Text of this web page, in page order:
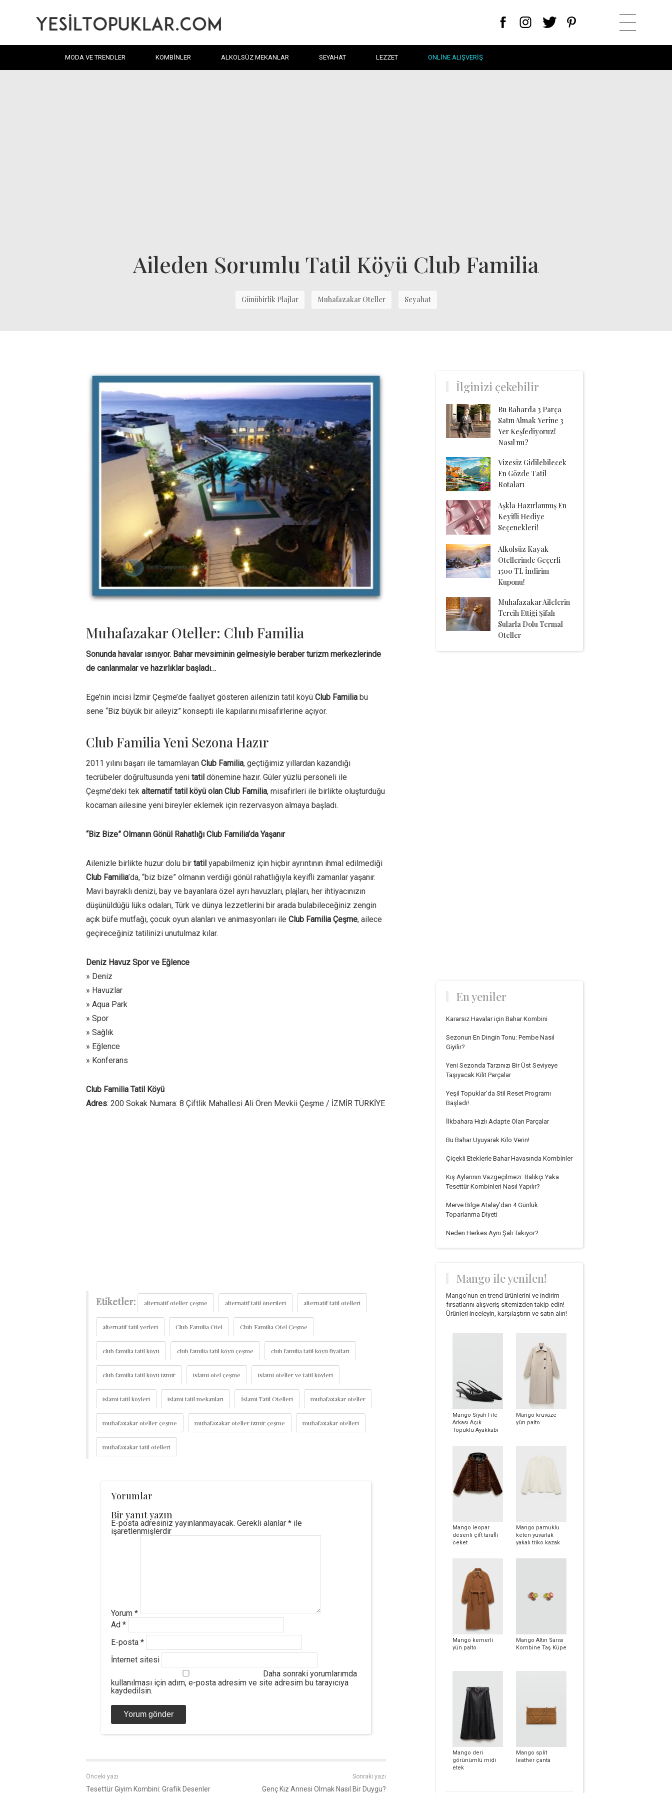
MODA VE TRENDLER KOMBINLER ALKOLSÜZ MEKANLAR SEYAHAT LEZZET ONLINE ALIŞVERIŞ
Aileden Sorumlu Tatil Köyü Club Familia
Günübirlik Plajlar Muhafazakar Oteller Seyahat
Muhafazakar Oteller: Club Familia
Sonunda havalar ısınıyor. Bahar mevsiminin gelmesiyle beraber turizm merkezlerinde
de canlanmalar ve hazırlıklar başladı…
Ege’nin incisi İzmir Çeşme’de faaliyet gösteren ailenizin tatil köyü Club Familia bu
sene “Biz büyük bir aileyiz” konsepti ile kapılarını misafirlerine açıyor.
Club Familia Yeni Sezona Hazır
2011 yılını başarı ile tamamlayan Club Familia, geçtiğimiz yıllardan kazandığı
tecrübeler doğrultusunda yeni tatil dönemine hazır. Güler yüzlü personeli ile
Çeşme’deki tek alternatif tatil köyü olan Club Familia, misafirleri ile birlikte oluşturduğu
kocaman ailesine yeni bireyler eklemek için rezervasyon almaya başladı.
“Biz Bize” Olmanın Gönül Rahatlığı Club Familia’da Yaşanır
Ailenizle birlikte huzur dolu bir tatil yapabilmeniz için hiçbir ayrıntının ihmal edilmediği
Club Familia’da, “biz bize” olmanın verdiği gönül rahatlığıyla keyifli zamanlar yaşanır.
Mavi bayraklı denizi, bay ve bayanlara özel ayrı havuzları, plajları, her ihtiyacınızın
düşünüldüğü lüks odaları, Türk ve dünya lezzetlerini bir arada bulabileceğiniz zengin
açık büfe mutfağı, çocuk oyun alanları ve animasyonları ile Club Familia Çeşme, ailece
geçireceğiniz tatilinizi unutulmaz kılar.
Deniz Havuz Spor ve Eğlence
» Deniz
» Havuzlar
» Aqua Park
» Spor
» Sağlık
» Eğlence
» Konferans
Club Familia Tatil Köyü
Adres: 200 Sokak Numara: 8 Çiftlik Mahallesi Ali Ören Mevkii Çeşme / İZMİR TÜRKİYE
Etiketler: alternatif oteller çeşme alternatif tatil önerileri alternatif tatil otelleri
alternatif tatil yerleri Club Familia Otel Club Familia Otel Çeşme
club familia tatil köyü club familia tatil köyü çeşme club familia tatil köyü fiyatları
club familia tatil köyü izmir islami otel çeşme islami oteller ve tatil köyleri
islami tatil köyleri islami tatil mekanları İslami Tatil Otelleri muhafazakar oteller
muhafazakar oteller çeşme muhafazakar oteller izmir çeşme muhafazakar otelleri
muhafazakar tatil otelleri
Yorumlar
Bir yanıt yazın
E-posta adresiniz yayınlanmayacak. Gerekli alanlar * ile
işaretlenmişlerdir
Yorum *
Ad *
E-posta *
İnternet sitesi
Daha sonraki yorumlarımda
kullanılması için adım, e-posta adresim ve site adresim bu tarayıcıya
kaydedilsin.
Önceki yazı
Tesettür Giyim Kombini: Grafik Desenler
Sonraki yazı
Genç Kız Annesi Olmak Nasıl Bir Duygu?
İlginizi çekebilir
Bu Baharda 3 Parça
Satın Almak Yerine 3
Yer Keşfediyoruz!
Nasıl mı?
Vizesiz Gidilebilecek
En Gözde Tatil
Rotaları
Aşkla Hazırlanmış En
Keyifli Hediye
Seçenekleri!
Alkolsüz Kayak
Otellerinde Geçerli
1500 TL İndirim
Kuponu!
Muhafazakar Ailelerin
Tercih Ettiği Şifalı
Sularla Dolu Termal
Oteller
En yeniler
Kararsız Havalar için Bahar Kombini
Sezonun En Dingin Tonu: Pembe Nasıl
Giyilir?
Yeni Sezonda Tarzınızı Bir Üst Seviyeye
Taşıyacak Kilit Parçalar
Yeşil Topuklar’da Stil Reset Programı
Başladı!
İlkbahara Hızlı Adapte Olan Parçalar
Bu Bahar Uyuyarak Kilo Verin!
Çiçekli Eteklerle Bahar Havasında Kombinler
Kış Aylarının Vazgeçilmezi: Balıkçı Yaka
Tesettür Kombinleri Nasıl Yapılır?
Merve Bilge Atalay’dan 4 Günlük
Toparlanma Diyeti
Neden Herkes Aynı Şalı Takıyor?
Mango ile yenilen!
Mango'nun en trend ürünlerini ve indirim
fırsatlarını alışveriş sitemizden takip edin!
Ürünleri inceleyin, karşılaştırın ve satın alın!
Mango Siyah File
Arkası Açık
Topuklu Ayakkabı
Mango kruvaze
yün palto
Mango leopar
desenli çift taraflı
ceket
Mango pamuklu
keten yuvarlak
yakalı triko kazak
Mango kemerli
yün palto
Mango Altın Sarısı
Kombine Taş Küpe
Mango deri
görünümlü midi
etek
Mango split
leather çanta